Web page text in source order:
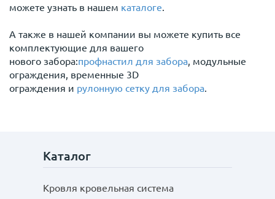
можете узнать в нашем каталоге.
А также в нашей компании вы можете купить все
комплектующие для вашего
нового забора:профнастил для забора, модульные
ограждения, временные 3D
ограждения и рулонную сетку для забора.
Каталог
Кровля кровельная система